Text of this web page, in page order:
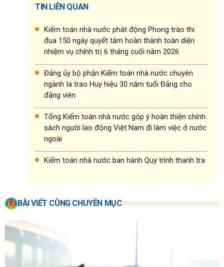
TIN LIÊN QUAN
Kiểm toán nhà nước phát động Phong trào thi
đua 150 ngày quyết tâm hoàn thành toàn diện
nhiệm vụ chính trị 6 tháng cuối năm 2026
Đảng ủy bộ phận Kiểm toán nhà nước chuyên
ngành Ia trao Huy hiệu 30 năm tuổi Đảng cho
đảng viên
Tổng Kiểm toán nhà nước góp ý hoàn thiện chính
sách người lao động Việt Nam đi làm việc ở nước
ngoài
Kiểm toán nhà nước ban hành Quy trình thanh tra
BÀI VIẾT CÙNG CHUYÊN MỤC